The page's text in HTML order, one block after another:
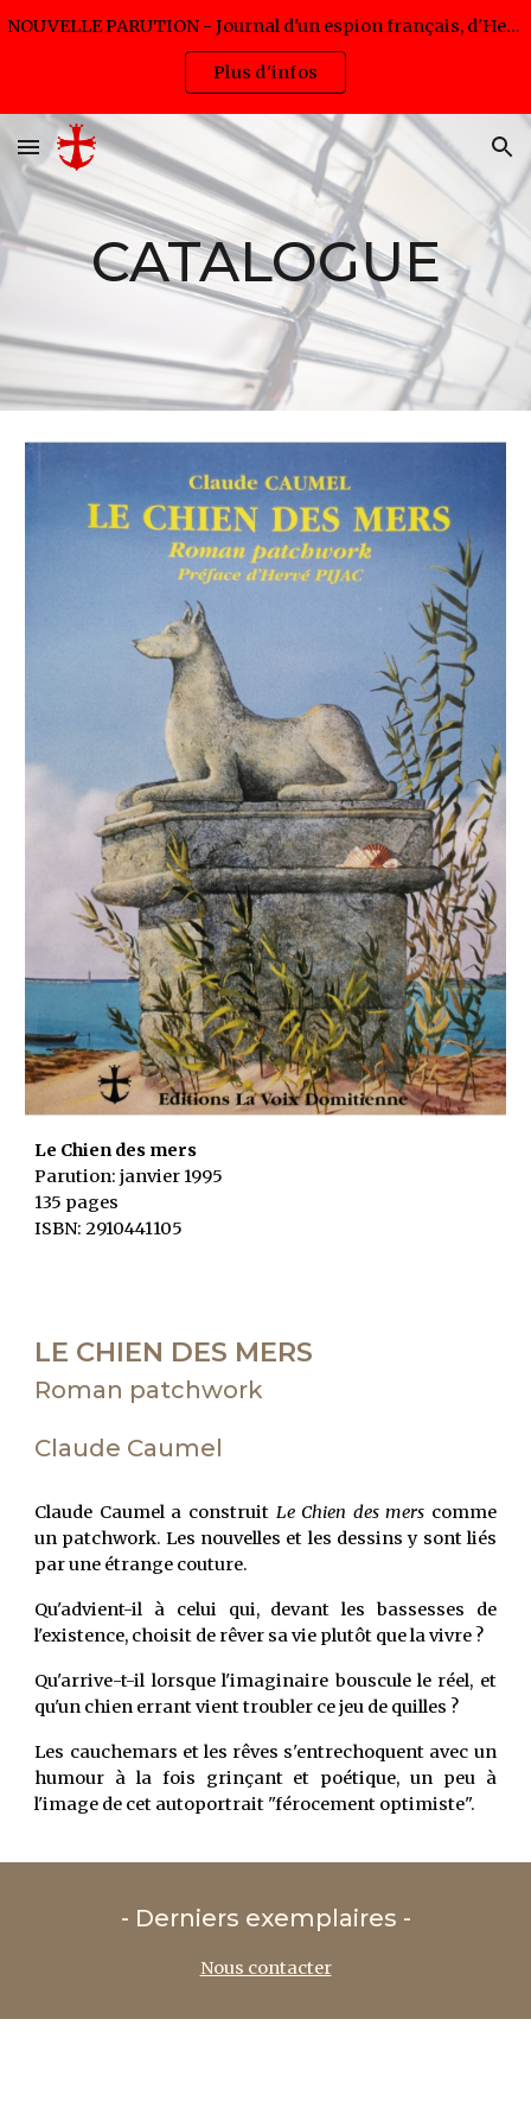
NOUVELLE PARUTION - Journal d'un espion français, d'Hervé Pijac - Disponible en livre et eBook (lancement 5,99€ jusqu'au 12/08/2026)
Plus d'infos
CATALOGUE
Le Chien des mers
Parution: janvier 1995
135 pages
ISBN: 2910441105
LE CHIEN DES MERS
Roman patchwork
Claude Caumel
Claude Caumel a construit Le Chien des mers comme
un patchwork. Les nouvelles et les dessins y sont liés
par une étrange couture.
Qu'advient-il à celui qui, devant les bassesses de
l'existence, choisit de rêver sa vie plutôt que la vivre ?
Qu'arrive-t-il lorsque l'imaginaire bouscule le réel, et
qu'un chien errant vient troubler ce jeu de quilles ?
Les cauchemars et les rêves s'entrechoquent avec un
humour à la fois grinçant et poétique, un peu à
l'image de cet autoportrait "férocement optimiste".
- Derniers exemplaires -
Nous contacter